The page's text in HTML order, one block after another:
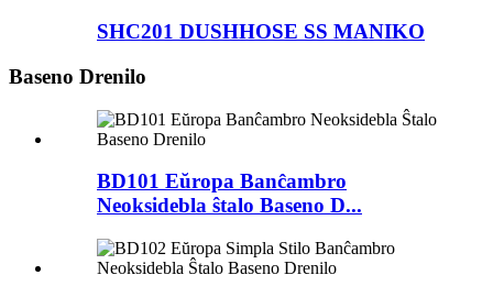
SHC201 DUSHHOSE SS MANIKO
Baseno Drenilo
BD101 Eŭropa Banĉambro
Neoksidebla ŝtalo Baseno D...